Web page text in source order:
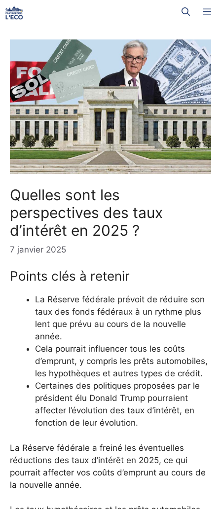
Aller
au
Quelles sont les
perspectives des taux
d’intérêt en 2025 ?
7 janvier 2025
Points clés à retenir
La Réserve fédérale prévoit de réduire son
taux des fonds fédéraux à un rythme plus
lent que prévu au cours de la nouvelle
année.
Cela pourrait influencer tous les coûts
d’emprunt, y compris les prêts automobiles,
les hypothèques et autres types de crédit.
Certaines des politiques proposées par le
président élu Donald Trump pourraient
affecter l’évolution des taux d’intérêt, en
fonction de leur évolution.
La Réserve fédérale a freiné les éventuelles
réductions des taux d’intérêt en 2025, ce qui
pourrait affecter vos coûts d’emprunt au cours de
la nouvelle année.